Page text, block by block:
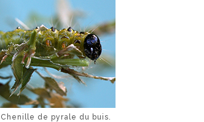
Chenille de pyrale du buis.